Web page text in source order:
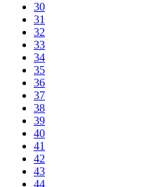
30
31
32
33
34
35
36
37
38
39
40
41
42
43
44